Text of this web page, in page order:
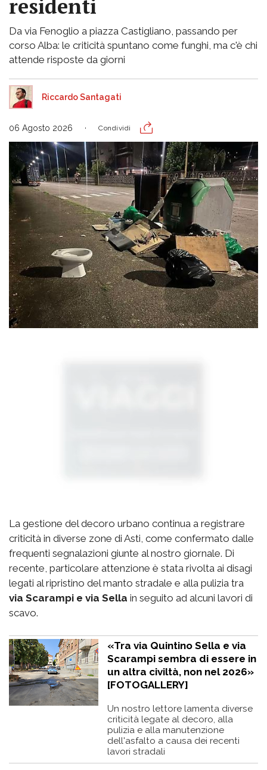
residenti
Da via Fenoglio a piazza Castigliano, passando per
corso Alba: le criticità spuntano come funghi, ma c'è chi
attende risposte da giorni
Riccardo Santagati
06 Agosto 2026 Condividi
La gestione del decoro urbano continua a registrare
criticità in diverse zone di Asti, come confermato dalle
frequenti segnalazioni giunte al nostro giornale. Di
recente, particolare attenzione è stata rivolta ai disagi
legati al ripristino del manto stradale e alla pulizia tra
via Scarampi e via Sella in seguito ad alcuni lavori di
scavo.
«Tra via Quintino Sella e via
Scarampi sembra di essere in
un altra civiltà, non nel 2026»
[FOTOGALLERY]
Un nostro lettore lamenta diverse
criticità legate al decoro, alla
pulizia e alla manutenzione
dell'asfalto a causa dei recenti
lavori stradali